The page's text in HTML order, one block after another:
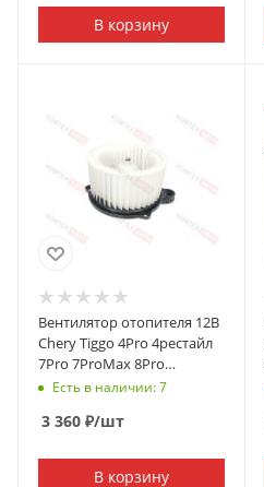
В корзину
Вентилятор отопителя 12В
Chery Tiggo 4Pro 4рестайл
7Pro 7ProMax 8Pro
8ProMax Exeed LX Kaiyi E5
Есть в наличии: 7
3 360 ₽/шт
В корзину